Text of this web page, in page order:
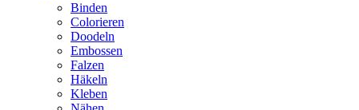
Binden
Colorieren
Doodeln
Embossen
Falzen
Häkeln
Kleben